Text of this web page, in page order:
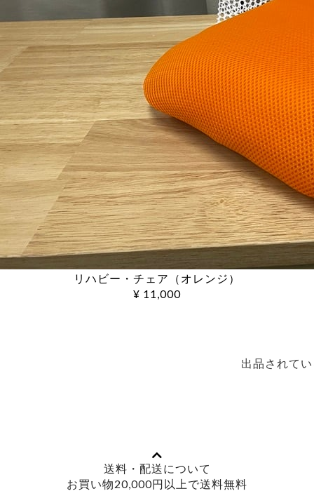
リハビー・チェア（オレンジ）
¥ 11,000
出品されて
送料・配送について
お買い物20,000円以上で送料無料